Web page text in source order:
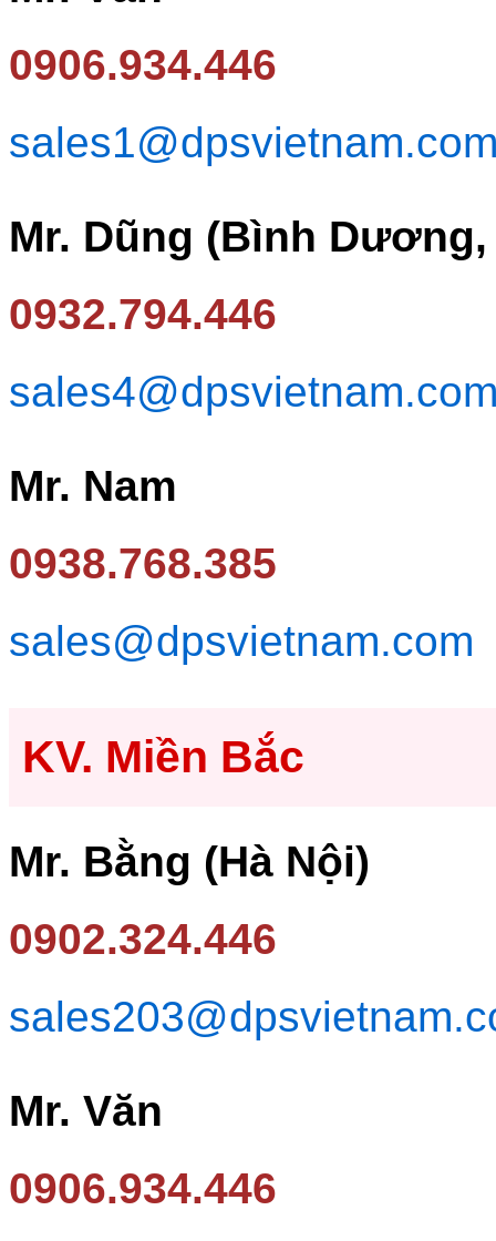
0906.934.446
Mr. Dũng (Bình
0932.794.446
Mr. Nam
0938.768.385
sales@dpsvietnam.com
KV. Miền Bắc
Mr. Bằng (Hà Nội)
0902.324.446
Mr. Văn
0906.934.446